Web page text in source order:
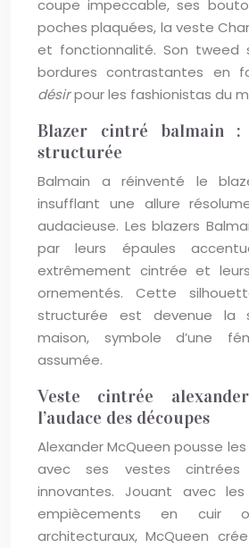
coupe impeccable, ses
poches plaquées, la veste
et fonctionnalité. Son tweed
bordures contrastantes en
désirpour les fashionistas du
Blazer cintré balmain
structurée
Balmain a réinventé le
insufflant une allure
audacieuse. Les blazers
par leurs épaules
extrêmement cintrée et
ornementés. Cette
structurée est devenue la
maison, symbole d’une
assumée.
Veste cintrée
l’audace des découpes
Alexander McQueen pousse
avec ses vestes cintrées
innovantes. Jouant avec
empiècements en cuir
architecturaux, McQueen